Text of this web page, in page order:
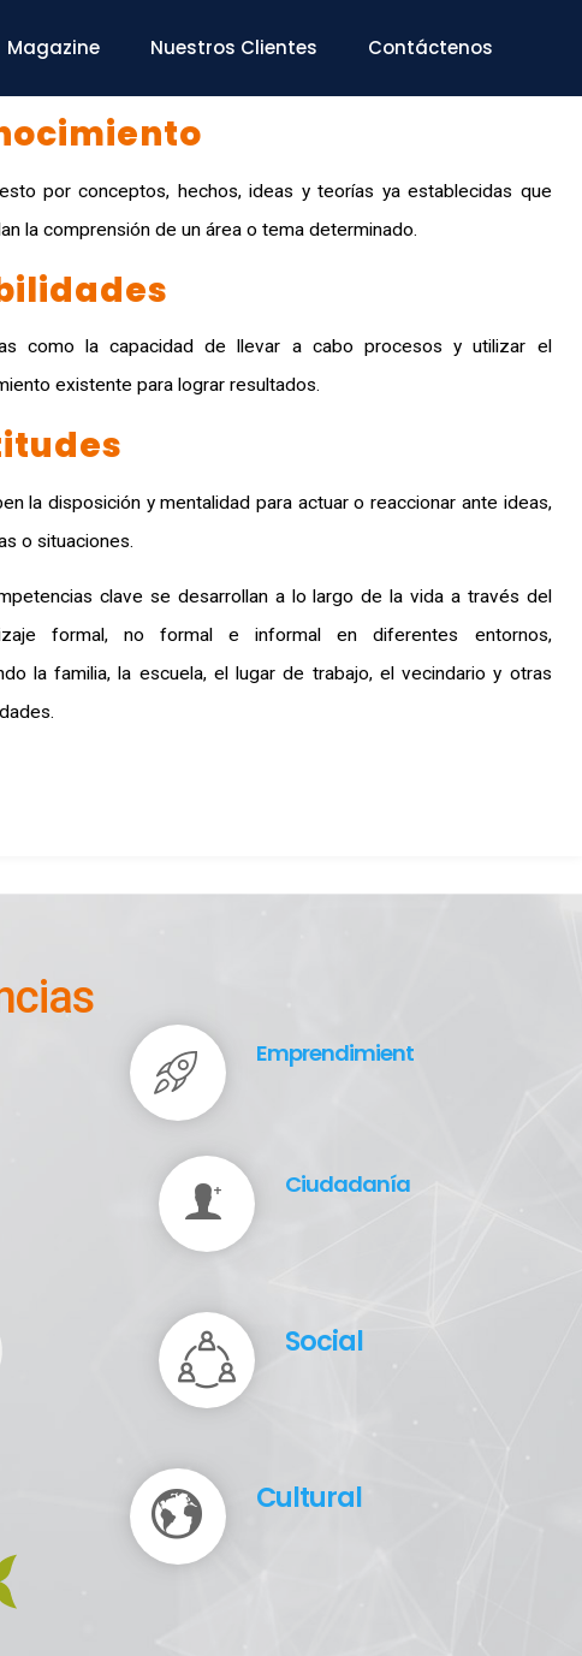
Magazine Nuestros Clientes Contáctenos
por conceptos, hechos, ideas y teorías ya establecidas que
la comprensión de un área o tema determinado.
como la capacidad de llevar a cabo procesos y utilizar el
existente para lograr resultados.
la disposición y mentalidad para actuar o reaccionar ante ideas,
o situaciones.
clave se desarrollan a lo largo de la vida a través del
formal, no formal e informal en diferentes entornos,
la familia, la escuela, el lugar de trabajo, el vecindario y otras
Emprendimiento
Ciudadanía
Social
Cultural